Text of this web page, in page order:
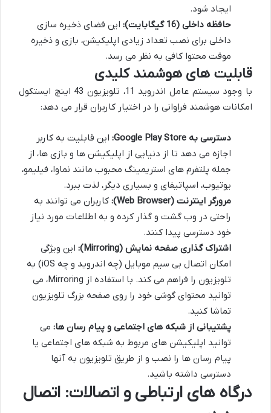
ایجاد شود.
حافظه داخلی (16 گیگابایت):
این فضای ذخیره سازی
داخلی برای نصب تعداد زیادی اپلیکیشن، بازی و ذخیره
موقت محتوا کافی به نظر می رسد.
قابلیت های هوشمند کلیدی
با وجود سیستم عامل اندروید 11، تلویزیون 43 اینچ ایستکول
امکانات هوشمند فراوانی را در اختیار کاربران قرار می دهد:
دسترسی به Google Play Store:
این قابلیت به کاربر
اجازه می دهد تا از دنیایی از اپلیکیشن ها و بازی ها، از
جمله پلتفرم های استریمینگ محبوب مانند نماوا، فیلیمو،
یوتیوب، اسپاتیفای و بسیاری دیگر، لذت ببرد.
مرورگر اینترنت (Web Browser):
کاربران می توانند به
راحتی در وب گشت و گذار کرده و به اطلاعات مورد نیاز
خود دسترسی پیدا کنند.
اشتراک گذاری صفحه نمایش (Mirroring):
این ویژگی
امکان اتصال بی سیم موبایل (چه اندروید و چه iOS) به
تلویزیون را فراهم می کند. با استفاده از Mirroring، می
توانید محتوای گوشی خود را روی صفحه بزرگ تلویزیون
تماشا کنید.
پشتیبانی از شبکه های اجتماعی و پیام رسان ها: می
توانید اپلیکیشن های مربوط به شبکه های اجتماعی یا
پیام رسان ها را نصب و از طریق تلویزیون به آنها
دسترسی داشته باشید.
درگاه های ارتباطی و اتصالات: اتصال